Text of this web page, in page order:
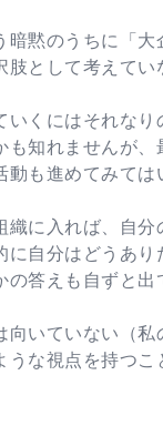
黙のうちに「
として考えてい
くにはそれな
知れませんが
も進めてみては
に入れば、自
自分はどうあ
答えも自ずと出
いていない（
な視点を持つ